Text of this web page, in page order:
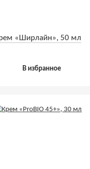
«Ширлайн», 50 мл
В избранное